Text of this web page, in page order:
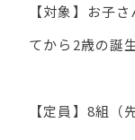
【対象】お子
てから2歳の誕
【定員】8組（